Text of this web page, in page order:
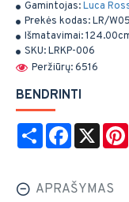
Gamintojas:Luca
Prekės kodas:LR/
Išmatavimai:
SKU:LRKP-006
Peržiūrų: 6516
BENDRINTI
Share Facebook
X
APRAŠYMAS